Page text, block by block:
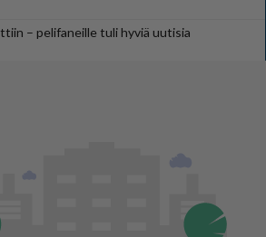
– pelifaneille tuli hyviä uutisia